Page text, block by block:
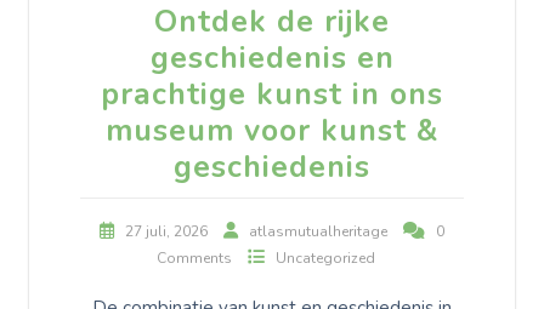
Ontdek de rijke
geschiedenis en
prachtige kunst in ons
museum voor kunst &
geschiedenis
27 juli, 2026 atlasmutualheritage
0
Comments
Uncategorized